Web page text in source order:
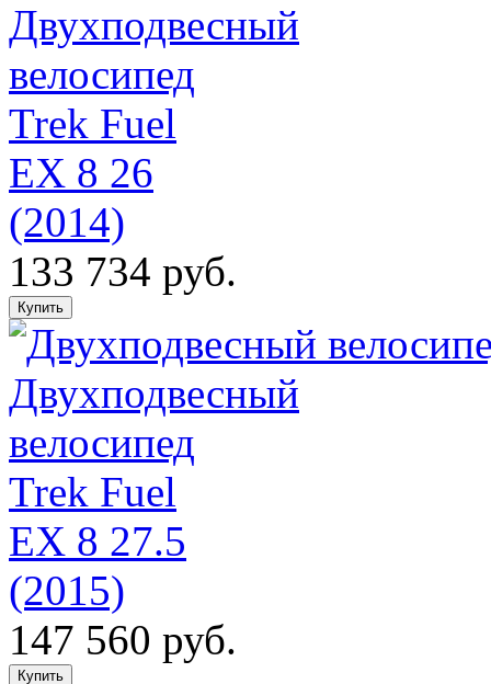
Двухподвесный
велосипед
Trek Fuel
EX 8 26
(2014)
133 734 руб.
Двухподвесный
велосипед
Trek Fuel
EX 8 27.5
(2015)
147 560 руб.